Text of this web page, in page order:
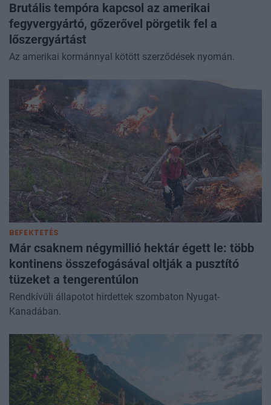
Brutális tempóra kapcsol az amerikai
fegyvergyártó, gőzerővel pörgetik fel a
lőszergyártást
Az amerikai kormánnyal kötött szerződések nyomán.
BEFEKTETÉS
Már csaknem négymillió hektár égett le: több
kontinens összefogásával oltják a pusztító
tüzeket a tengerentúlon
Rendkívüli állapotot hirdettek szombaton Nyugat-
Kanadában.